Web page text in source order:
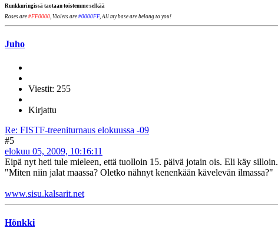
Runkkuringissä taotaan toistemme selkää
Roses are #FF0000, Violets are #0000FF, All my base are belong to you!
Juho
Viestit: 255
Kirjattu
Re: FISTF-treeniturnaus elokuussa -09
#5
elokuu 05, 2009, 10:16:11
Eipä nyt heti tule mieleen, että tuolloin 15. päivä jotain ois. Eli käy silloin.
"Miten niin jalat maassa? Oletko nähnyt kenenkään kävelevän ilmassa?"
www.sisu.kalsarit.net
Hönkki